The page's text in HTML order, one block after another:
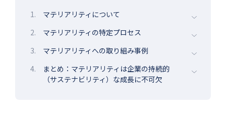
1.
マテリアリティについて
2.
マテリアリティの特定プロセス
3.
マテリアリティへの取り組み事例
4.
まとめ：マテリアリティは企業の持続的
（サステナビリティ）な成長に不可欠